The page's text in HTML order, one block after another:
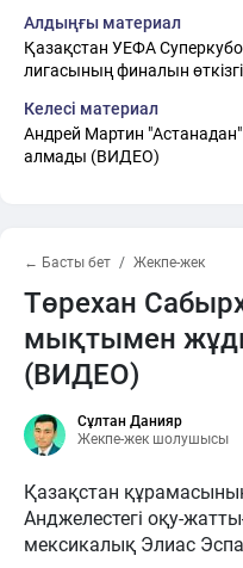
Алдыңғы материал
Қазақстан УЕФА
лигасының финалын
Келесі материал
Андрей Мартин
алмады (ВИДЕО)
← Басты бет Жекпе-жек
Төрехан
мықтымен
(ВИДЕО)
Сұлтан Данияр
Жекпе-жек шолушысы
Қазақстан
Анджелестегі оқу-
мексикалық Элиас